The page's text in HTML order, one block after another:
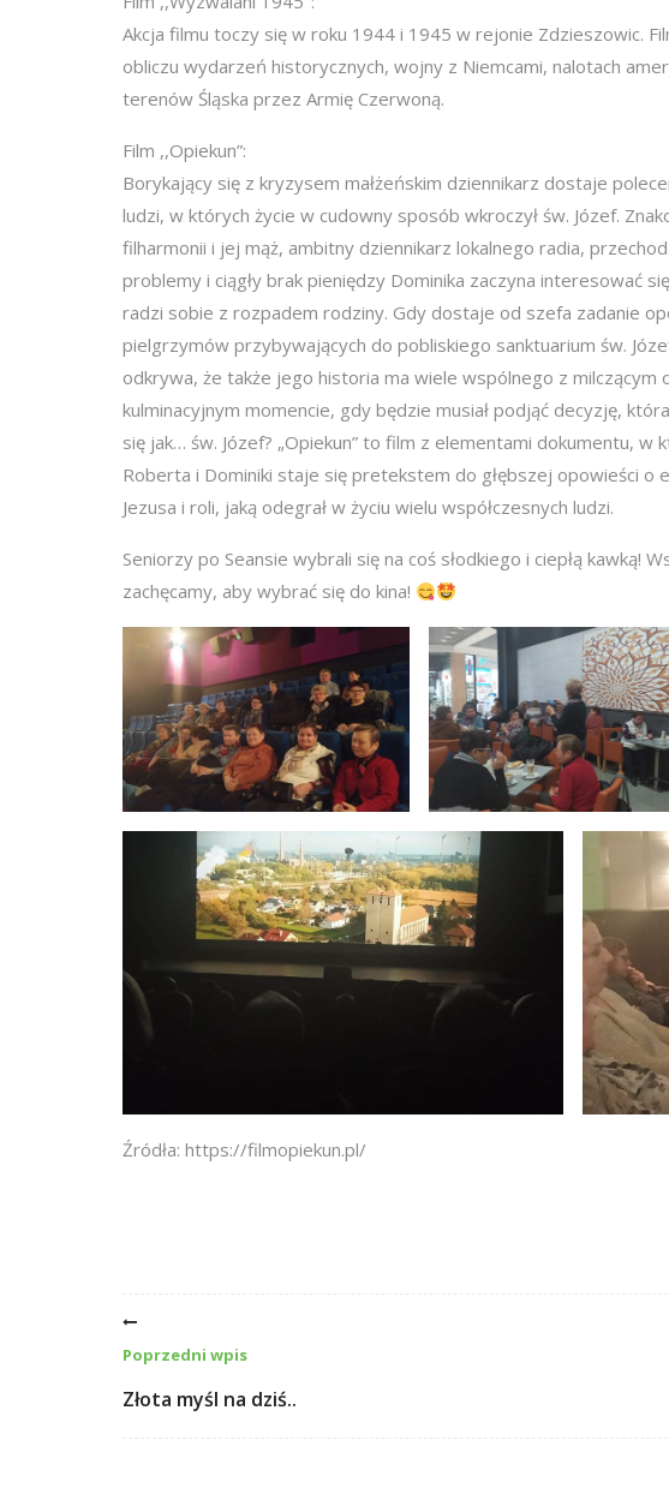
Akcja filmu toczy się w roku 1944 i 1945 w rejonie Zdzieszowic.
obliczu wydarzeń historycznych, wojny z Niemcami, nalotach
terenów Śląska przez Armię Czerwoną.
Film ,,Opiekun”:
Borykający się z kryzysem małżeńskim dziennikarz dostaje
ludzi, w których życie w cudowny sposób wkroczył św. Józef.
filharmonii i jej mąż, ambitny dziennikarz lokalnego radia,
problemy i ciągły brak pieniędzy Dominika zaczyna interesować
radzi sobie z rozpadem rodziny. Gdy dostaje od szefa zadanie
pielgrzymów przybywających do pobliskiego sanktuarium św.
odkrywa, że także jego historia ma wiele wspólnego z milczącym
kulminacyjnym momencie, gdy będzie musiał podjąć decyzję,
się jak… św. Józef? „Opiekun” to film z elementami dokumentu,
Roberta i Dominiki staje się pretekstem do głębszej opowieści o
Jezusa i roli, jaką odegrał w życiu wielu współczesnych ludzi.
Seniorzy po Seansie wybrali się na coś słodkiego i ciepłą kawką!
zachęcamy, aby wybrać się do kina!
Źródła: https://filmopiekun.pl/
Poprzedni wpis
Złota myśl na dziś..